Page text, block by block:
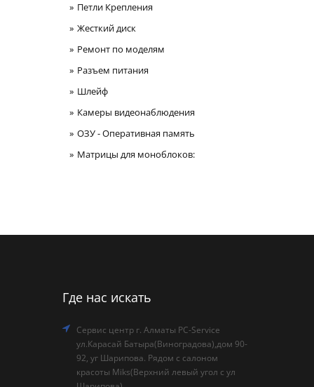
Петли Крепления
Жесткий диск
Ремонт по моделям
Разъем питания
Шлейф
Камеры видеонаблюдения
ОЗУ - Оперативная память
Матрицы для моноблоков:
Где нас искать
Сервис центр г. Алматы PC-Service
ул.Карасай Батыра(Виноградова),дом 90-
92, уг Шарипова. Рядом с салоном
красоты Miks(Верхний левый угол с ул